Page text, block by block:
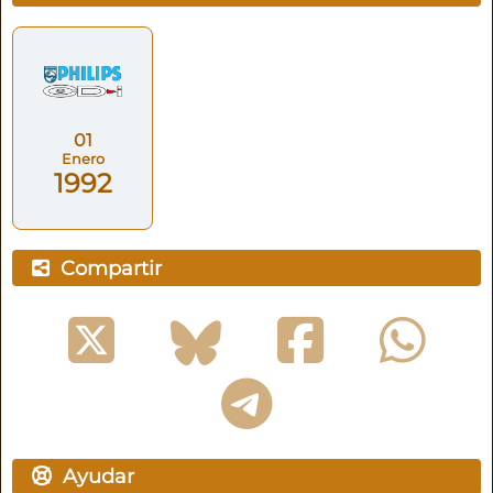
01
Enero
1992
Compartir
Ayudar